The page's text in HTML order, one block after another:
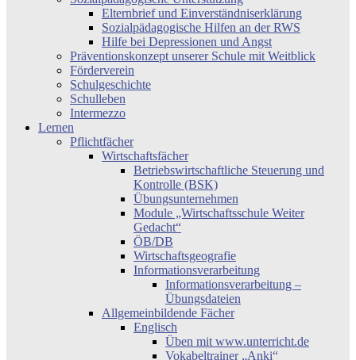
Elternbrief und Einverständniserklärung
Sozialpädagogische Hilfen an der RWS
Hilfe bei Depressionen und Angst
Präventionskonzept unserer Schule mit Weitblick
Förderverein
Schulgeschichte
Schulleben
Intermezzo
Lernen
Pflichtfächer
Wirtschaftsfächer
Betriebswirtschaftliche Steuerung und
Kontrolle (BSK)
Übungsunternehmen
Module „Wirtschaftsschule Weiter
Gedacht“
ÖB/DB
Wirtschaftsgeografie
Informationsverarbeitung
Informationsverarbeitung –
Übungsdateien
Allgemeinbildende Fächer
Englisch
Üben mit www.unterricht.de
Vokabeltrainer „Anki“